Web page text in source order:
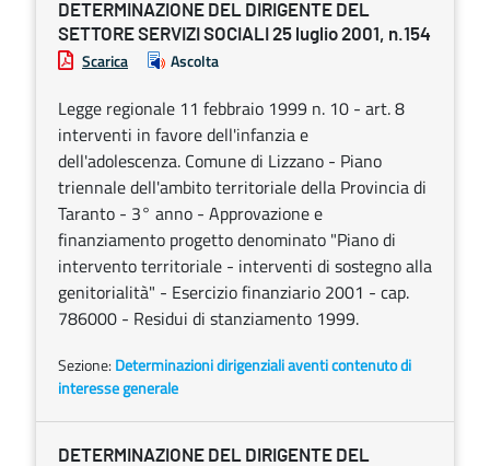
DETERMINAZIONE DEL DIRIGENTE DEL
SETTORE SERVIZI SOCIALI 25 luglio 2001, n.154
Scarica Ascolta
Legge regionale 11 febbraio 1999 n. 10 - art. 8
interventi in favore dell'infanzia e
dell'adolescenza. Comune di Lizzano - Piano
triennale dell'ambito territoriale della Provincia di
Taranto - 3° anno - Approvazione e
finanziamento progetto denominato "Piano di
intervento territoriale - interventi di sostegno alla
genitorialità" - Esercizio finanziario 2001 - cap.
786000 - Residui di stanziamento 1999.
Sezione: Determinazioni dirigenziali aventi contenuto di
interesse generale
DETERMINAZIONE DEL DIRIGENTE DEL